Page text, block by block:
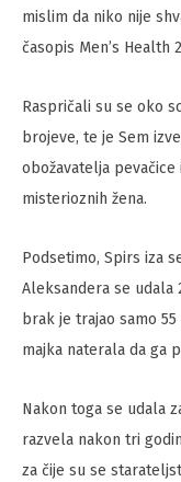
mislim da niko nije
časopis Men’s Health
Raspričali su se oko
brojeve, te je Sem
obožavatelja
misterioznih žena.
Podsetimo, Spirs iza
Aleksandera se udala
brak je trajao samo
majka naterala da ga
Nakon toga se udala
razvela nakon tri
za čije su se